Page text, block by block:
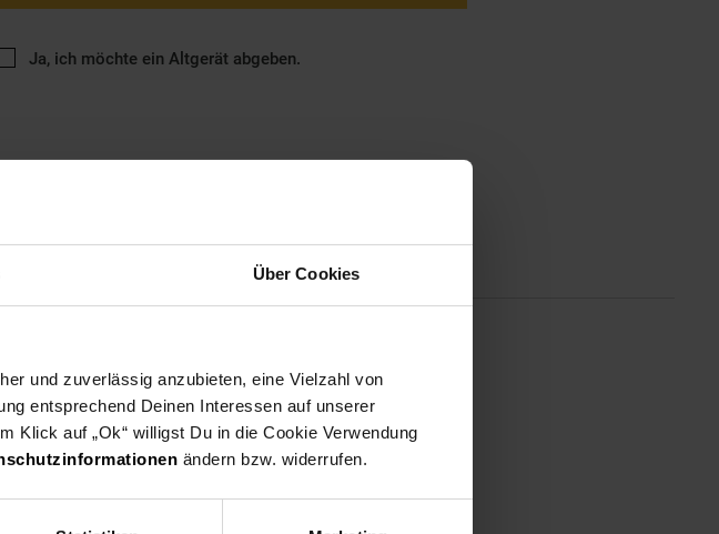
Über Cookies
und zuverlässig anzubieten, eine Vielzahl von
entsprechend Deinen Interessen auf unserer
Klick auf „Ok“ willigst Du in die Cookie Verwendung
ändern bzw. widerrufen.
Ja, ich möchte ein Altgerät abgeben.
Altgeräterücknahme
aus. Mit einem Durchmesser von 180 mm ist die langlebige
und sorgt für optimale Wärmeverteilung. Das
daher auch nach längerem Gebrauch dauerhaft weiß.
Kunden. weiß feueremailliert Softline Design